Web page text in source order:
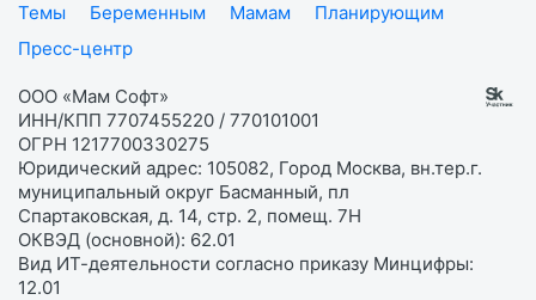
Темы
Беременным Мамам
Планирующим
Пресс-центр
ООО «Мам Софт»
ИНН/КПП 7707455220 / 770101001
ОГРН 1217700330275
Юридический адрес: 105082, Город Москва, вн.тер.г.
муниципальный округ Басманный, пл
Спартаковская, д. 14, стр. 2, помещ. 7Н
ОКВЭД (основной): 62.01
Вид ИТ-деятельности согласно приказу Минцифры:
12.01